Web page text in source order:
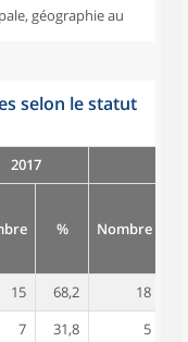
géographie au
selon le statut
2017
% Nombre
15 68,2 18
7 31,8 5